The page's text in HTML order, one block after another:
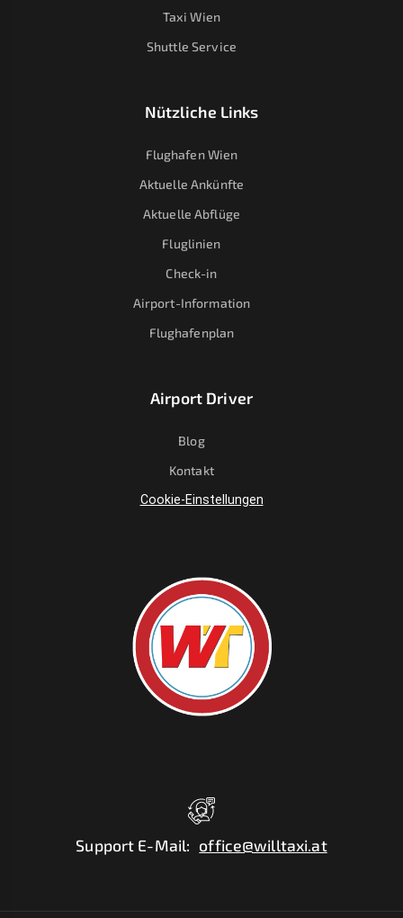
Taxi Wien
Shuttle Service
Nützliche Links
Flughafen Wien
Aktuelle Ankünfte
Aktuelle Abflüge
Fluglinien
Check-in
Airport-Information
Flughafenplan
Airport Driver
Blog
Kontakt
Cookie-Einstellungen
Support E-Mail: office@willtaxi.at